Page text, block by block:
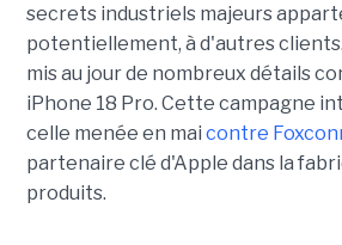
secrets industriels majeurs
potentiellement, à d'autres
mis au jour de nombreux détails
iPhone 18 Pro. Cette campagne
celle menée en mai contre
partenaire clé d'Apple dans la
produits.